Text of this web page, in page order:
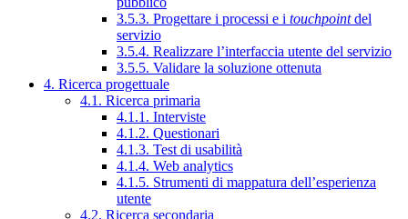
3.5.3. Progettare i processi e i touchpointdel
servizio
3.5.4. Realizzare l’interfaccia utente del servizio
3.5.5. Validare la soluzione ottenuta
4. Ricerca progettuale
4.1. Ricerca primaria
4.1.1. Interviste
4.1.2. Questionari
4.1.3. Test di usabilità
4.1.4. Web analytics
4.1.5. Strumenti di mappatura dell’esperienza
utente
4.2. Ricerca secondaria